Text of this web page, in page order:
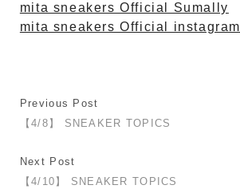
mita sneakers Official Sumally
mita sneakers Official instagram
Previous Post
【4/8】 SNEAKER TOPICS
Next Post
【4/10】 SNEAKER TOPICS